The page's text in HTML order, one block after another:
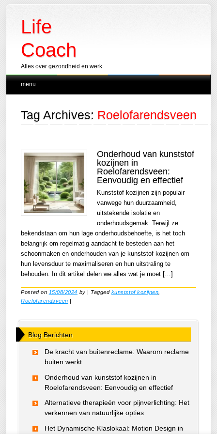
Life
Coach
Alles over gezondheid en werk
Main menu
Skip
menu
Tag Archives: Roelofarendsveen
Onderhoud van kunststof
kozijnen in
Roelofarendsveen:
Eenvoudig en effectief
Kunststof kozijnen zijn populair
vanwege hun duurzaamheid,
uitstekende isolatie en
onderhoudsgemak. Terwijl ze
bekendstaan om hun lage onderhoudsbehoefte, is het toch
belangrijk om regelmatig aandacht te besteden aan het
schoonmaken en onderhouden van je kunststof kozijnen om
hun levensduur te maximaliseren en hun uitstraling te
behouden. In dit artikel delen we alles wat je moet […]
Posted on 15/08/2024 by | Tagged kunststof kozijnen
Roelofarendsveen |
Blog Berichten
De kracht van buitenreclame: Waarom reclame
buiten werkt
Onderhoud van kunststof kozijnen in
Roelofarendsveen: Eenvoudig en effectief
Alternatieve therapieën voor pijnverlichting: Het
verkennen van natuurlijke opties
Het Dynamische Klaslokaal: Motion Design in